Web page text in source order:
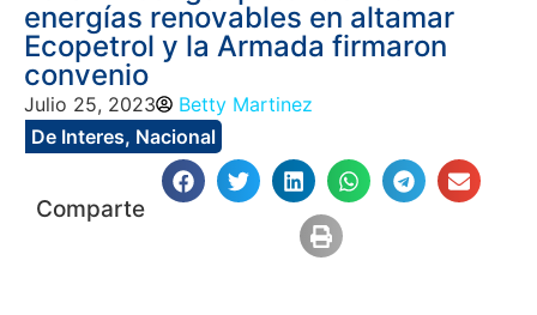
energías renovables en altamar
Ecopetrol y la Armada firmaron
convenio
Julio 25, 2023
Betty Martinez
De Interes, Nacional
Comparte